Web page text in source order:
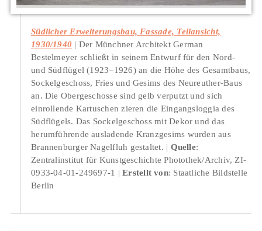
Südlicher Erweiterungsbau, Fassade, Teilansicht,
1930/1940
Der Münchner Architekt German
Bestelmeyer schließt in seinem Entwurf für den Nord-
und Südflügel (1923–1926) an die Höhe des Gesamtbaus,
Sockelgeschoss, Fries und Gesims des Neureuther-Baus
an. Die Obergeschosse sind gelb verputzt und sich
einrollende Kartuschen zieren die Eingangsloggia des
Südflügels. Das Sockelgeschoss mit Dekor und das
herumführende ausladende Kranzgesims wurden aus
Brannenburger Nagelfluh gestaltet.
Quelle:
Zentralinstitut für Kunstgeschichte Photothek/Archiv, ZI-
0933-04-01-249697-1
Erstellt von: Staatliche Bildstelle
Berlin